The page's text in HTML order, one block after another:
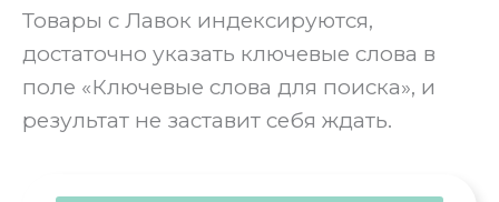
‍Товары с Лавок индексируются,
достаточно указать ключевые слова в
поле «Ключевые слова для поиска», и
результат не заставит себя ждать.